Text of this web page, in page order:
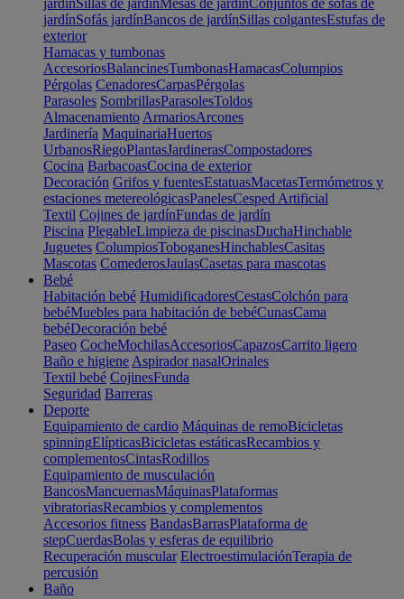
jardínSillas de jardínMesas de jardínConjuntos de sofás de
jardínSofás jardínBancos de jardínSillas colgantesEstufas de
exterior
Hamacas y tumbonas
AccesoriosBalancinesTumbonasHamacasColumpios
Pérgolas CenadoresCarpasPérgolas
Parasoles SombrillasParasolesToldos
Almacenamiento ArmariosArcones
Jardinería MaquinariaHuertos
UrbanosRiegoPlantasJardinerasCompostadores
Cocina BarbacoasCocina de exterior
Decoración Grifos y fuentesEstatuasMacetasTermómetros y
estaciones metereológicasPanelesCesped Artificial
Textil Cojines de jardínFundas de jardín
Piscina PlegableLimpieza de piscinasDuchaHinchable
Juguetes ColumpiosToboganesHinchablesCasitas
Mascotas ComederosJaulasCasetas para mascotas
Bebé
Habitación bebé HumidificadoresCestasColchón para
bebéMuebles para habitación de bebéCunasCama
bebéDecoración bebé
Paseo CocheMochilasAccesoriosCapazosCarrito ligero
Baño e higiene Aspirador nasalOrinales
Textil bebé CojinesFunda
Seguridad Barreras
Deporte
Equipamiento de cardio Máquinas de remoBicicletas
spinningElípticasBicicletas estáticasRecambios y
complementosCintasRodillos
Equipamiento de musculación
BancosMancuernasMáquinasPlataformas
vibratoriasRecambios y complementos
Accesorios fitness BandasBarrasPlataforma de
stepCuerdasBolas y esferas de equilibrio
Recuperación muscular ElectroestimulaciónTerapia de
percusión
Baño